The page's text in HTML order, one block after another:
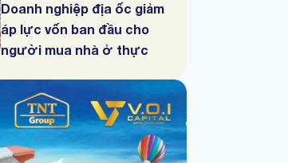
Doanh nghiệp địa ốc giảm
áp lực vốn ban đầu cho
người mua nhà ở thực